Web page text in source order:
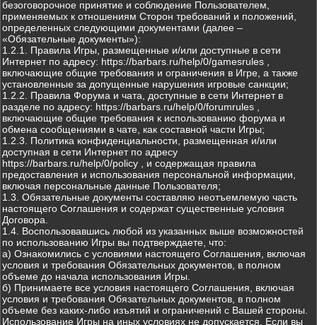
безоговорочное принятие и соблюдение Пользователем,
применяемых к отношениям Сторон требований и положений,
определенных следующими документами (далее –
«Обязательные документы»):
1.2.1. Правила Игры, размещенные и/или доступные в сети
Интернет по адресу: https://barbars.ru/help/0/gamesrules ,
включающие общие требования и ограничения в Игре, а также
установленные за допущенные нарушения игровые санкции;
1.2.2. Правила Форума и чата, доступные в сети Интернет в
разделе по адресу: https://barbars.ru/help/0/forumrules ,
включающие общие требования к использованию форума и
обмена сообщениями в чате, как составной части Игры;
1.2.3. Политика конфиденциальности, размещенная и/или
доступная в сети Интернет по адресу
https://barbars.ru/help/0/policy , и содержащая правила
предоставления и использования персональной информации,
включая персональные данные Пользователя;
1.3. Обязательные документы составляю неотъемлемую часть
настоящего Соглашения и содержат существенные условия
Договора.
1.4. Воспользовавшись любой из указанных выше возможностей
по использованию Игры вы подтверждаете, что:
а) Ознакомились с условиями настоящего Соглашения, включая
условия и требования Обязательных документов, в полном
объеме до начала использования Игры.
б) Принимаете все условия настоящего Соглашения, включая
условия и требования Обязательных документов, в полном
объеме без каких-либо изъятий и ограничений с Вашей стороны.
Использование Игры на иных условиях не допускается. Если вы